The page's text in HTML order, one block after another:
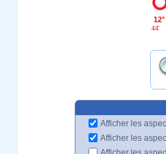
12°
44'
Afficher les
Afficher les